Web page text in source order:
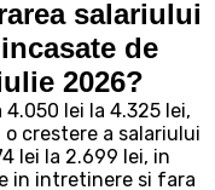
salariului
de
2026?
lei la 4.325 lei,
crestere a salariului
lei la 2.699 lei, in
in intretinere si fara